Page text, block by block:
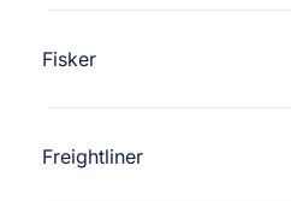
Fisker
Freightliner